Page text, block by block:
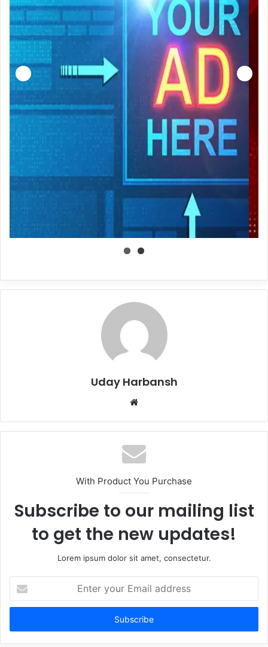
Uday Harbansh
Website
With Product You Purchase
Subscribe to our mailing list
to get the new updates!
Lorem ipsum dolor sit amet, consectetur.
your
Email